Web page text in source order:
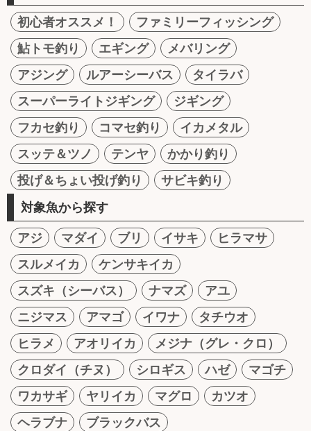
初心者オススメ！
ファミリーフィッシング
鮎トモ釣り
エギング
メバリング
アジング
ルアーシーバス
タイラバ
スーパーライトジギング
ジギング
フカセ釣り
コマセ釣り
イカメタル
スッテ＆ツノ
テンヤ
かかり釣り
投げ＆ちょい投げ釣り
サビキ釣り
対象魚から探す
アジ マダイ ブリ イサキ
ヒラマサ
スルメイカ
ケンサキイカ
スズキ（シーバス）
ナマズ
アユ
ニジマス
アマゴ イワナ
タチウオ
ヒラメ
アオリイカ
メジナ（グレ・クロ）
クロダイ（チヌ）
シロギス ハゼ
マゴチ
ワカサギ
ヤリイカ マグロ
カツオ
ヘラブナ
ブラックバス